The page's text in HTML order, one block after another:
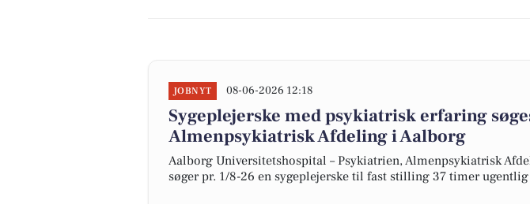
JOBNYT 08-06-2026 12:18
Sygeplejerske med psykiatrisk erfaring
Almenpsykiatrisk Afdeling i Aalborg
Aalborg Universitetshospital – Psykiatrien, Almenpsykiatrisk
søger pr. 1/8-26 en sygeplejerske til fast stilling 37 timer